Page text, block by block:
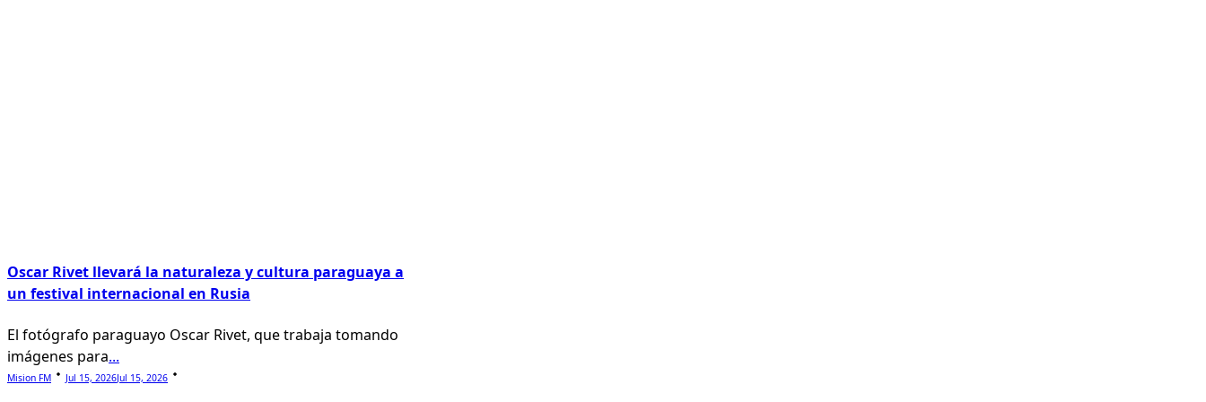
Oscar Rivet llevará la naturaleza y cultura paraguaya a
un festival internacional en Rusia
El fotógrafo paraguayo Oscar Rivet, que trabaja tomando
imágenes para...
Mision FM Jul 15, 2026Jul 15, 2026